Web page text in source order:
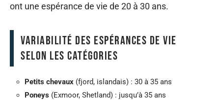
ont une espérance de vie de 20 à 30 ans.
Variabilité des espérances de vie
selon les catégories
Petits chevaux (fjord, islandais) : 30 à 35 ans
Poneys (Exmoor, Shetland) : jusqu’à 35 ans